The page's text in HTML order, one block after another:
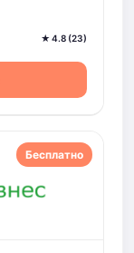
★ 4.8 (23)
Бесплатно